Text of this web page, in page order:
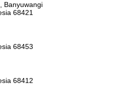
Banyuwangi
68421
68453
68412